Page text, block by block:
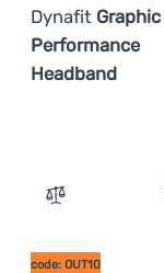
Dynafit Graphic
Performance
Headband
Zum
code: OUT10